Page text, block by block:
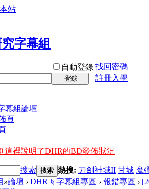
站
自動登錄 找回密碼
登錄
註冊入學
幕組論壇
頁
這裡說明了DHR的BD發佈狀況
搜索 搜索 熱搜: 刀劍神域II 甘城 魔
»論壇 › DHR § 字幕組專區 › 報錯專區 ›